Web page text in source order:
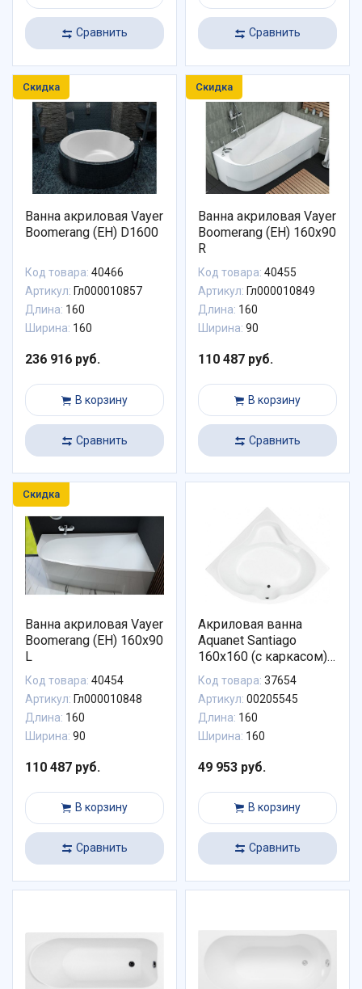
Сравнить Сравнить
Скидка
Ванна акриловая Vayer
Boomerang (EH) D1600
Код товара: 40466
Артикул: Гл000010857
Длина: 160
Ширина: 160
236 916 руб.
В корзину
Сравнить
Скидка
Ванна акриловая Vayer
Boomerang (EH) 160x90
R
Код товара: 40455
Артикул: Гл000010849
Длина: 160
Ширина: 90
110 487 руб.
В корзину
Сравнить
Скидка
Ванна акриловая Vayer
Boomerang (EH) 160x90
L
Код товара: 40454
Артикул: Гл000010848
Длина: 160
Ширина: 90
110 487 руб.
В корзину
Сравнить
Акриловая ванна
Aquanet Santiago
160x160 (с каркасом)
00205545
Код товара: 37654
Артикул: 00205545
Длина: 160
Ширина: 160
49 953 руб.
В корзину
Сравнить